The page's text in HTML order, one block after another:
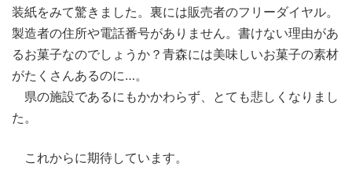
装紙をみて驚きました。裏には販売者のフリーダイヤル。
製造者の住所や電話番号がありません。書けない理由があ
るお菓子なのでしょうか？青森には美味しいお菓子の素材
がたくさんあるのに…。
県の施設であるにもかかわらず、とても悲しくなりまし
た。
これからに期待しています。